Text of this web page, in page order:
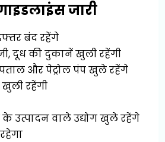
जारी
बंद रहेंगे
दूध की दुकानें खुली रहेंगी
और पेट्रोल पंप खुले रहेंगे
रहेंगी
उत्पादन वाले उद्योग खुले रहेंगे